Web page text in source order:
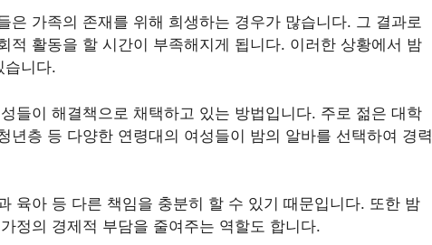
은 가족의 존재를 위해 희생하는 경우가 많습니다. 그 결과로
적 활동을 할 시간이 부족해지게 됩니다. 이러한 상황에서 밤
습니다.
들이 해결책으로 채택하고 있는 방법입니다. 주로 젊은 대학
년층 등 다양한 연령대의 여성들이 밤의 알바를 선택하여 경력
육아 등 다른 책임을 충분히 할 수 있기 때문입니다. 또한 밤
정의 경제적 부담을 줄여주는 역할도 합니다.